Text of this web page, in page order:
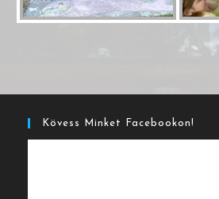
Kövess Minket Facebookon!